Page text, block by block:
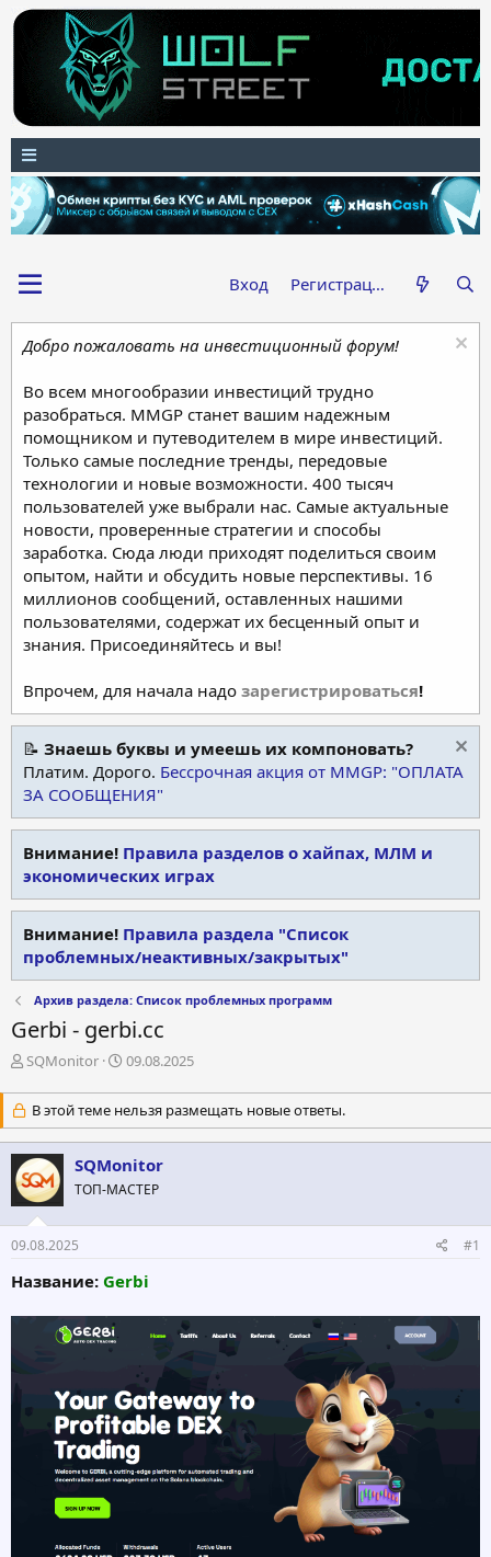
Вход Регистрация
Добро пожаловать на инвестиционный форум!
Во всем многообразии инвестиций трудно
разобраться. MMGP станет вашим надежным
помощником и путеводителем в мире инвестиций.
Только самые последние тренды, передовые
технологии и новые возможности. 400 тысяч
пользователей уже выбрали нас. Самые актуальные
новости, проверенные стратегии и способы
заработка. Сюда люди приходят поделиться своим
опытом, найти и обсудить новые перспективы. 16
миллионов сообщений, оставленных нашими
пользователями, содержат их бесценный опыт и
знания. Присоединяйтесь и вы!
Впрочем, для начала надо зарегистрироваться!
📝 Знаешь буквы и умеешь их компоновать?
Платим. Дорого. Бессрочная акция от MMGP: "ОПЛАТА
ЗА СООБЩЕНИЯ"
Внимание! Правила разделов о хайпах, МЛМ и
экономических играх
Внимание! Правила раздела "Список
проблемных/неактивных/закрытых"
Архив раздела: Список проблемных программ
Gerbi - gerbi.cc
А
т
о
р
т
е
м
ы
SQMonitor
Д
т
а
н
а
ч
а
09.08.2025
В этой теме нельзя размещать новые ответы.
SQMonitor
ТОП-МАСТЕР
09.08.2025 #1
Название: Gerbi